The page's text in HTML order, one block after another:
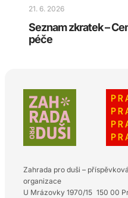
21. 6. 2026
Seznam zkratek –
péče
Zahrada pro duši – příspěvková
organizace
U Mrázovky 1970/15 150 00